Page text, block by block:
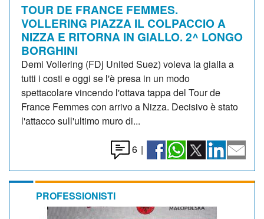
TOUR DE FRANCE FEMMES.
VOLLERING PIAZZA IL COLPACCIO A
NIZZA E RITORNA IN GIALLO. 2^ LONGO
BORGHINI
Demi Vollering (FDj United Suez) voleva la gialla a
tutti i costi e oggi se l'è presa in un modo
spettacolare vincendo l'ottava tappa del Tour de
France Femmes con arrivo a Nizza. Decisivo è stato
l'attacco sull'ultimo muro di...
6 |
PROFESSIONISTI